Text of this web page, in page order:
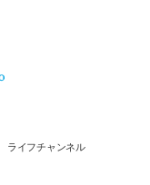
ライフチャンネル